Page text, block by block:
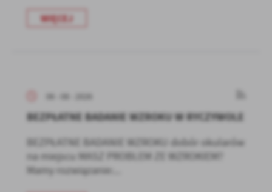
WIĘCEJ
06 - 08 - 2026
BEZPŁATNE BADANIE WZROKU W RYCZYWOLE
BEZPŁATNE BADANIE WZROKU dobór okularów
na miejscu MASZ PROBLEM ZE WZROKIEM?
Mamy rozwiązanie:...